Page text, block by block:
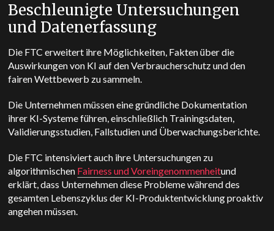
Beschleunigte Untersuchungen
und Datenerfassung
Die FTC erweitert ihre Möglichkeiten, Fakten über die
Auswirkungen von KI auf den Verbraucherschutz und den
fairen Wettbewerb zu sammeln.
Die Unternehmen müssen eine gründliche Dokumentation
ihrer KI-Systeme führen, einschließlich Trainingsdaten,
Validierungsstudien, Fallstudien und Überwachungsberichte.
Die FTC intensiviert auch ihre Untersuchungen zu
algorithmischen Fairness und Voreingenommenheitund
erklärt, dass Unternehmen diese Probleme während des
gesamten Lebenszyklus der KI-Produktentwicklung proaktiv
angehen müssen.